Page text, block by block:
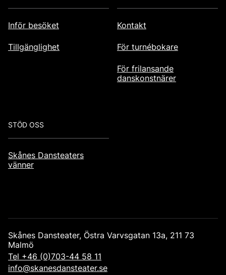
Inför besöket
Tillgänglighet
Kontakt
För turnébokare
För frilansande
danskonstnärer
STÖD OSS
Skånes Dansteaters
vänner
Skånes Dansteater, Östra Varvsgatan 13a, 211 73
Malmö
Tel +46 (0)703-44 58 11
info@skanesdansteater.se